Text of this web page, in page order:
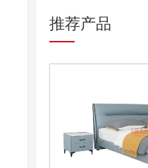
推荐产品